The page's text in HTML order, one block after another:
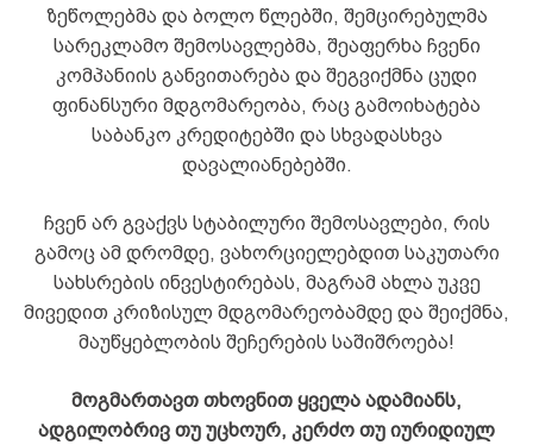
ზეწოლებმა და ბოლო წლებში, შემცირებულმა
სარეკლამო შემოსავლებმა, შეაფერხა ჩვენი
კომპანიის განვითარება და შეგვიქმნა ცუდი
ფინანსური მდგომარეობა, რაც გამოიხატება
საბანკო კრედიტებში და სხვადასხვა
დავალიანებებში.
ჩვენ არ გვაქვს სტაბილური შემოსავლები, რის
გამოც ამ დრომდე, ვახორციელებდით საკუთარი
სახსრების ინვესტირებას, მაგრამ ახლა უკვე
მივედით კრიზისულ მდგომარეობამდე და შეიქმნა,
მაუწყებლობის შეჩერების საშიშროება!
მოგმართავთ თხოვნით ყველა ადამიანს,
ადგილობრივ თუ უცხოურ, კერძო თუ იურიდიულ